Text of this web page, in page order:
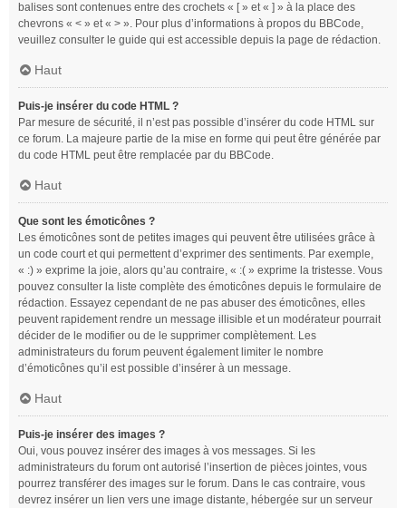
balises sont contenues entre des crochets « [ » et « ] » à la place des
chevrons « < » et « > ». Pour plus d’informations à propos du BBCode,
veuillez consulter le guide qui est accessible depuis la page de rédaction.
Haut
Puis-je insérer du code HTML ?
Par mesure de sécurité, il n’est pas possible d’insérer du code HTML sur
ce forum. La majeure partie de la mise en forme qui peut être générée par
du code HTML peut être remplacée par du BBCode.
Haut
Que sont les émoticônes ?
Les émoticônes sont de petites images qui peuvent être utilisées grâce à
un code court et qui permettent d’exprimer des sentiments. Par exemple,
« :) » exprime la joie, alors qu’au contraire, « :( » exprime la tristesse. Vous
pouvez consulter la liste complète des émoticônes depuis le formulaire de
rédaction. Essayez cependant de ne pas abuser des émoticônes, elles
peuvent rapidement rendre un message illisible et un modérateur pourrait
décider de le modifier ou de le supprimer complètement. Les
administrateurs du forum peuvent également limiter le nombre
d’émoticônes qu’il est possible d’insérer à un message.
Haut
Puis-je insérer des images ?
Oui, vous pouvez insérer des images à vos messages. Si les
administrateurs du forum ont autorisé l’insertion de pièces jointes, vous
pourrez transférer des images sur le forum. Dans le cas contraire, vous
devrez insérer un lien vers une image distante, hébergée sur un serveur